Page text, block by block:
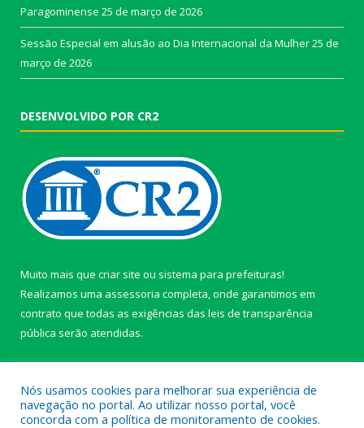
Paragominense 25 de março de 2026
Sessão Especial em alusão ao Dia Internacional da Mulher25 de
março de 2026
DESENVOLVIDO POR CR2
Muito mais que criar site ou sistema para prefeituras!
Realizamos uma assessoria completa, onde garantimos em
contrato que todas as exigências das leis de transparência
pública serão atendidas.
Nós usamos cookies para melhorar sua experiência de
navegação no portal. Ao utilizar nosso portal, você
concorda com a política de monitoramento de cookies.